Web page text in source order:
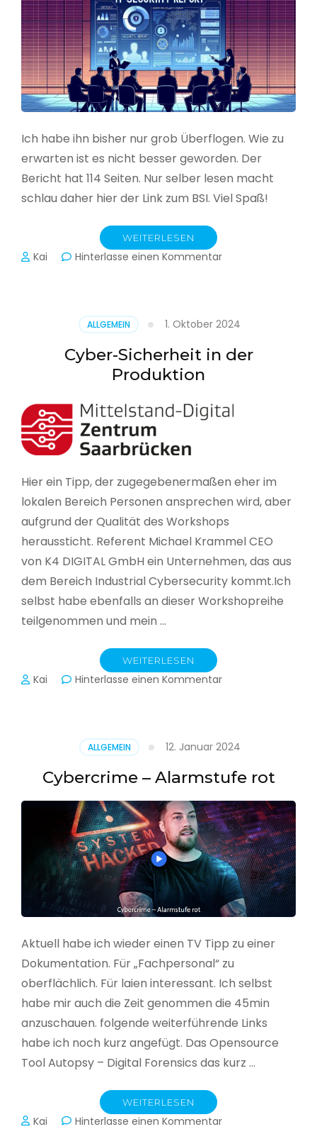
Ich habe ihn bisher nur grob Überflogen. Wie zu
erwarten ist es nicht besser geworden. Der
Bericht hat 114 Seiten. Nur selber lesen macht
schlau daher hier der Link zum BSI. Viel Spaß!
WEITERLESEN
Kai Hinterlasse einen Kommentarzu
seinen
Lagebericht
zur
in
Deutschland
ALLGEMEIN 1. Oktober 2024
Cyber-Sicherheit in der
Produktion
Hier ein Tipp, der zugegebenermaßen eher im
lokalen Bereich Personen ansprechen wird, aber
aufgrund der Qualität des Workshops
heraussticht. Referent Michael Krammel CEO
von K4 DIGITAL GmbH ein Unternehmen, das aus
dem Bereich Industrial Cybersecurity kommt.Ich
selbst habe ebenfalls an dieser Workshopreihe
teilgenommen und mein …
WEITERLESEN
Kai Hinterlasse einen Kommentarzu
Produktion
ALLGEMEIN 12. Januar 2024
Cybercrime – Alarmstufe rot
Aktuell habe ich wieder einen TV Tipp zu einer
Dokumentation. Für „Fachpersonal“ zu
oberflächlich. Für laien interessant. Ich selbst
habe mir auch die Zeit genommen die 45min
anzuschauen. folgende weiterführende Links
habe ich noch kurz angefügt. Das Opensource
Tool Autopsy – Digital Forensics das kurz …
WEITERLESEN
Kai Hinterlasse einen Kommentarzu